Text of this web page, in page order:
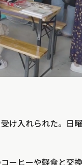
け入れられた。日
ーヒーや軽食と交換